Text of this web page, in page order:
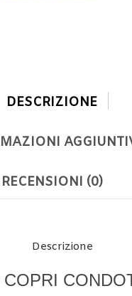
DESCRIZIONE
RECENSIONI (0)
Descrizione
COPRI